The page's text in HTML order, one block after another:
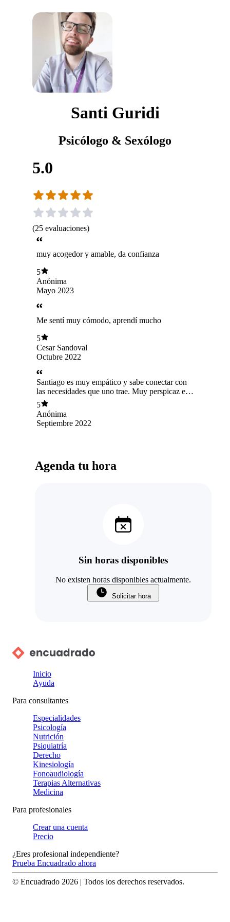
Santi Guridi
Psicólogo & Sexólogo
5.0
(25 evaluaciones)
muy acogedor y amable, da confianza
5
Anónima
Mayo 2023
Me sentí muy cómodo, aprendí mucho
5
Cesar Sandoval
Octubre 2022
Santiago es muy empático y sabe conectar con
las necesidades que uno trae. Muy perspicaz en
sus observaciones y atinado en sus consejos.
5
Anónima
Septiembre 2022
Agenda tu hora
Sin horas disponibles
No existen horas disponibles actualmente.
Solicitar hora
Inicio
Ayuda
Para consultantes
Especialidades
Psicología
Nutrición
Psiquiatría
Derecho
Kinesiología
Fonoaudiología
Terapias Alternativas
Medicina
Para profesionales
Crear una cuenta
Precio
¿Eres profesional independiente?
Prueba Encuadrado ahora
© Encuadrado 2026 | Todos los derechos reservados.